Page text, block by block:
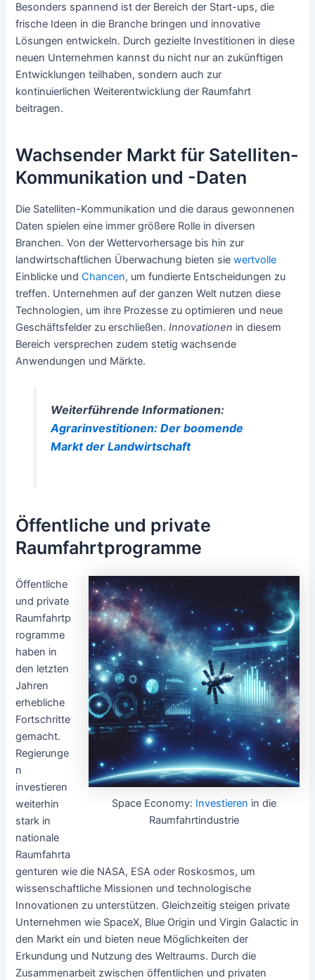
Besonders spannend ist der Bereich der Start-ups, die
frische Ideen in die Branche bringen und innovative
Lösungen entwickeln. Durch gezielte Investitionen in diese
neuen Unternehmen kannst du nicht nur an zukünftigen
Entwicklungen teilhaben, sondern auch zur
kontinuierlichen Weiterentwicklung der Raumfahrt
beitragen.
Wachsender Markt für Satelliten-
Kommunikation und -Daten
Die Satelliten-Kommunikation und die daraus gewonnenen
Daten spielen eine immer größere Rolle in diversen
Branchen. Von der Wettervorhersage bis hin zur
landwirtschaftlichen Überwachung bieten siewertvolle
Einblicke undChancen, um fundierte Entscheidungen zu
treffen. Unternehmen auf der ganzen Welt nutzen diese
Technologien, um ihre Prozesse zu optimieren und neue
Geschäftsfelder zu erschließen.Innovationen in diesem
Bereich versprechen zudem stetig wachsende
Anwendungen und Märkte.
Weiterführende Informationen:
Agrarinvestitionen: Der boomende
Markt der Landwirtschaft
Öffentliche und private
Raumfahrtprogramme
Space Economy: Investieren in die
Raumfahrtindustrie
Öffentliche
und private
Raumfahrtp
rogramme
haben in
den letzten
Jahren
erhebliche
Fortschritte
gemacht.
Regierunge
n
investieren
weiterhin
stark in
nationale
Raumfahrta
genturen wie die NASA, ESA oder Roskosmos, um
wissenschaftliche Missionen und technologische
Innovationen zu unterstützen. Gleichzeitig steigen private
Unternehmen wie SpaceX, Blue Origin und Virgin Galactic in
den Markt ein und bieten neue Möglichkeiten der
Erkundung und Nutzung des Weltraums. Durch die
Zusammenarbeit zwischen öffentlichen und privaten